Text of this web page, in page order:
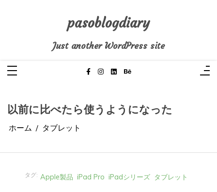
pasoblogdiary
Just another WordPress site
以前に比べたら使うようになった
ホーム タブレット
Apple製品 iPad Pro iPadシリーズ タブレット